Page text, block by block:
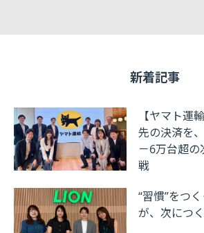
新着記事
【ヤマト運
先の決済を
－6万台超
戦
“習慣”をつ
が、次につ